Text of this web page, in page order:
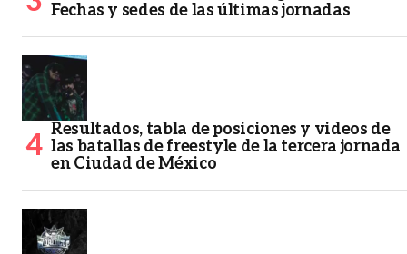
Fechas y sedes de las últimas jornadas
Resultados, tabla de posiciones y videos de
las batallas de freestyle de la tercera jornada
en Ciudad de México